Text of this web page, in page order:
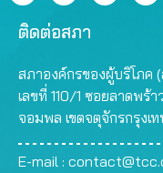
ติดต่อสภา
สภาองค์กรของผู้บริโภค
เลขที่ 110/1 ซอยลาดพร้
จอมพล เขตจตุจักรกรุง
E-mail :